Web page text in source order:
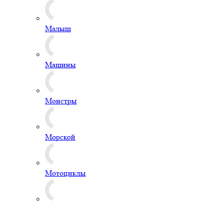
Малыш
Машины
Монстры
Морской
Мотоциклы